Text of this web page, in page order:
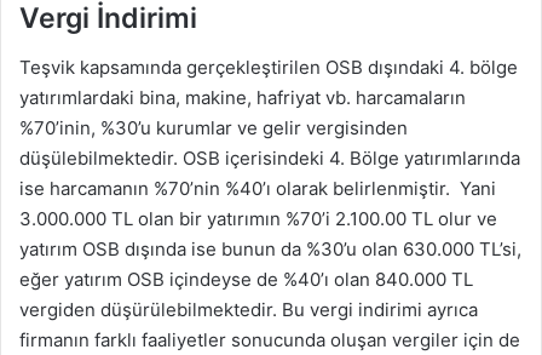
Vergi İndirimi
Teşvik kapsamında gerçekleştirilen OSB dışındaki 4. bölge
yatırımlardaki bina, makine, hafriyat vb. harcamaların
%70’inin, %30’u kurumlar ve gelir vergisinden
düşülebilmektedir. OSB içerisindeki 4. Bölge yatırımlarında
ise harcamanın %70’nin %40’ı olarak belirlenmiştir. Yani
3.000.000 TL olan bir yatırımın %70’i 2.100.00 TL olur ve
yatırım OSB dışında ise bunun da %30’u olan 630.000 TL’si,
eğer yatırım OSB içindeyse de %40’ı olan 840.000 TL
vergiden düşürülebilmektedir. Bu vergi indirimi ayrıca
firmanın farklı faaliyetler sonucunda oluşan vergiler için de